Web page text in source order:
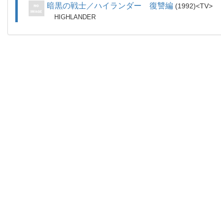
暗黒の戦士／ハイランダー 復讐編 1992 TV
HIGHLANDER